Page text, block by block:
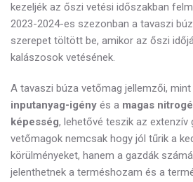
kezeljék az őszi vetési időszakban
2023-2024-es szezonban a tavaszi
szerepet töltött be, amikor az őszi
kalászosok vetésének.
A tavaszi búza vetőmag jellemzői, mint
inputanyag-igény és a magas
képesség, lehetővé teszik az extenzív
vetőmagok nemcsak hogy jól tűrik a
körülményeket, hanem a gazdák
jelenthetnek a terméshozam és a